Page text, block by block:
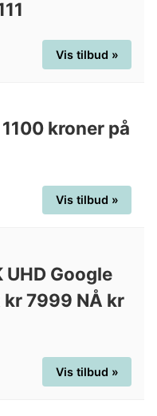
Vis tilbud »
kroner på
Vis tilbud »
Google
7999 NÅ kr
Vis tilbud »